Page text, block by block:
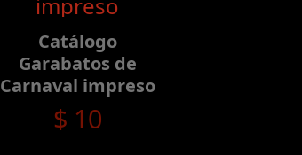
Catálogo
Garabatos de
Carnaval impreso
$ 10